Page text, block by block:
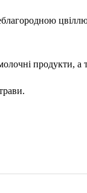
цвіллю
продукти, а